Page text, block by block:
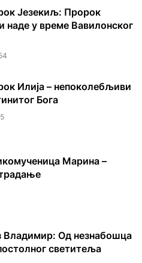
Језекиљ: Пророк
наде у време Вавилонског
Илија – непоколебљиви
Бога
Марина –
Владимир: Од незнабошца
светитеља